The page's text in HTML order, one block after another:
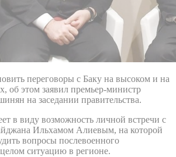
переговоры с Баку на высоком и на
об этом заявил премьер-министр
на заседании правительства.
в виду возможность личной встречи с
Ильхамом Алиевым, на которой
вопросы послевоенного
ситуацию в регионе.